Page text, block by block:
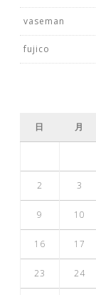
vaseman
fujico
日 月
2 3
9 10
16 17
23 24